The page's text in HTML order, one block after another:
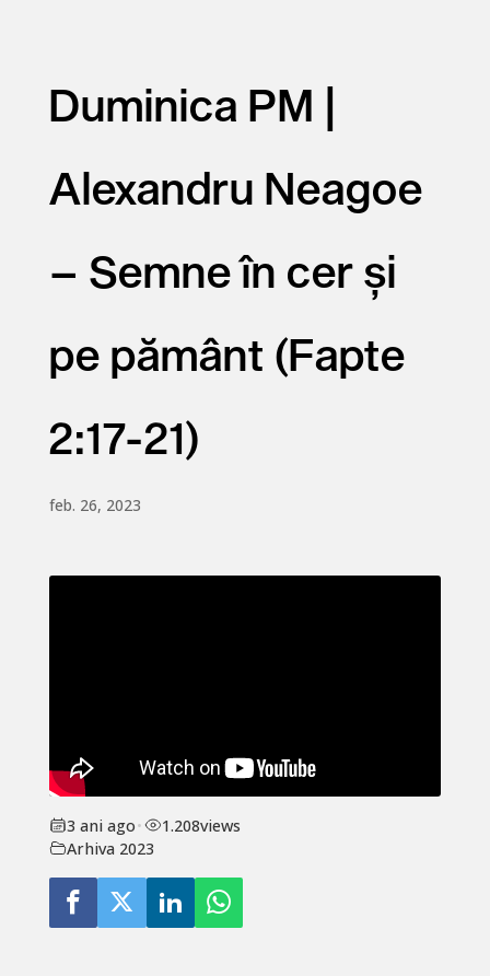
Duminica PM |
Alexandru Neagoe
– Semne în cer și
pe pământ (Fapte
2:17-21)
feb. 26, 2023
3 ani ago• 1.208views
Arhiva 2023